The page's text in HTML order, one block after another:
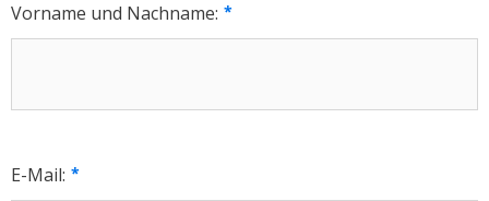
Vorname und Nachname:
E-Mail: